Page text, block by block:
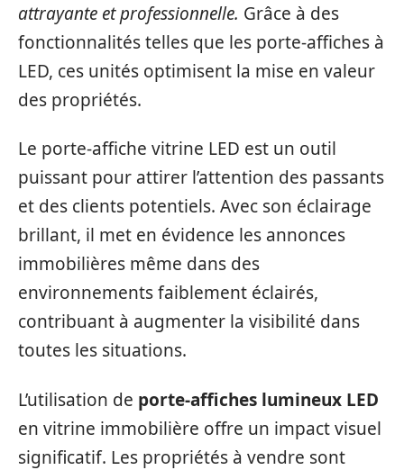
attrayante et professionnelle. Grâce à des
fonctionnalités telles que les porte-affiches à
LED, ces unités optimisent la mise en valeur
des propriétés.
Le porte-affiche vitrine LED est un outil
puissant pour attirer l’attention des passants
et des clients potentiels. Avec son éclairage
brillant, il met en évidence les annonces
immobilières même dans des
environnements faiblement éclairés,
contribuant à augmenter la visibilité dans
toutes les situations.
L’utilisation de porte-affiches lumineux LED
en vitrine immobilière offre un impact visuel
significatif. Les propriétés à vendre sont